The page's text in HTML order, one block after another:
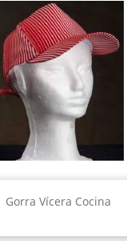
Gorra Vícera Cocina
Vista rápida